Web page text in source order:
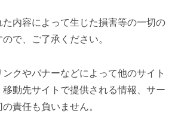
内容によって生じた損害等の一切の
で、ご了承ください。
クやバナーなどによって他のサイト
動先サイトで提供される情報、サー
責任も負いません。